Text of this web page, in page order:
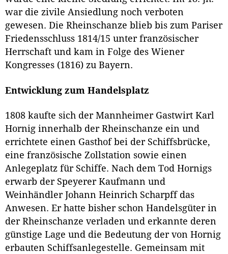
war die zivile Ansiedlung noch verboten
gewesen. Die Rheinschanze blieb bis zum Pariser
Friedensschluss 1814/15 unter französischer
Herrschaft und kam in Folge des Wiener
Kongresses (1816) zu Bayern.
Entwicklung zum Handelsplatz
1808 kaufte sich der Mannheimer Gastwirt Karl
Hornig innerhalb der Rheinschanze ein und
errichtete einen Gasthof bei der Schiffsbrücke,
eine französische Zollstation sowie einen
Anlegeplatz für Schiffe. Nach dem Tod Hornigs
erwarb der Speyerer Kaufmann und
Weinhändler Johann Heinrich Scharpff das
Anwesen. Er hatte bisher schon Handelsgüter in
der Rheinschanze verladen und erkannte deren
günstige Lage und die Bedeutung der von Hornig
erbauten Schiffsanlegestelle. Gemeinsam mit